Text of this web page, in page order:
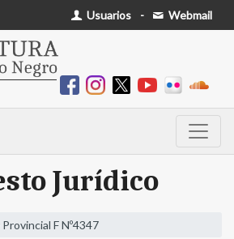
Usuarios - Webmail
Jurídico
F Nº4347